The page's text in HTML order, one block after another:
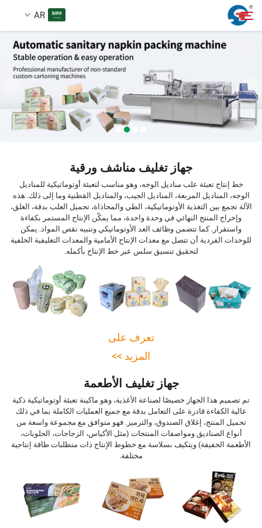
AR
المنتجات
الخدمات
الأخبار
جهاز تغليف مناشف ورقية
خط إنتاج تعبئة علب مناديل الوجه، وهو مناسب لتعبئة أوتوماتيكية للمناديل
الوجه، المناديل المربعة، المناديل الجيب، والمناديل القطنية وما إلى ذلك. هذه
الآلة تجمع بين التغذية الأوتوماتيكية، الطي والمحاذاة، تحميل العلب بدقة، الغلق،
وإخراج المنتج النهائي في وحدة واحدة، مما يمكّن الإنتاج المستمر بكفاءة
واستقرار. كما تتضمن وظائف العد الأوتوماتيكي وتنبيه نقص المواد. يمكن
للوحدات الفردية أن تتصل مع معدات الإنتاج الأمامية والمعدات التغليفية الخلفية
لتحقيق تنسيق سلس عبر خط الإنتاج بأكمله.
تعرف على
المزيد >>
جهاز تغليف الأطعمة
تم تصميم هذا الجهاز خصيصًا لصناعة الأغذية، وهو ماكينة تعبئة أوتوماتيكية ذكية
عالية الكفاءة قادرة على التعامل بدقة مع جميع العمليات الكاملة بما في ذلك
تحميل المنتج، إغلاق الصندوق، والترميز. فهو متوافق مع مجموعة واسعة من
أنواع الصناديق ومواصفات المنتجات (مثل الأكياس، الزجاجات، الحلويات،
الأطعمة الخفيفة) ويتكيف بسلاسة مع خطوط الإنتاج ذات متطلبات طاقة إنتاجية
مختلفة.